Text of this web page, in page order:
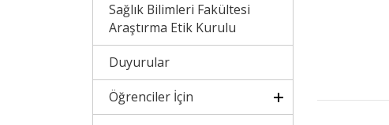
Sağlık Bilimleri Fakültesi
Araştırma Etik Kurulu
Duyurular
Öğrenciler İçin